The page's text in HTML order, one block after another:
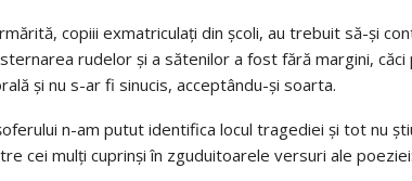
copiii exmatriculați din școli, au trebuit să-și
rudelor și a sătenilor a fost fără margini,
și nu s-ar fi sinucis, acceptându-și soarta.
n-am putut identifica locul tragediei și tot nu
cei mulți cuprinși în zguduitoarele versuri ale